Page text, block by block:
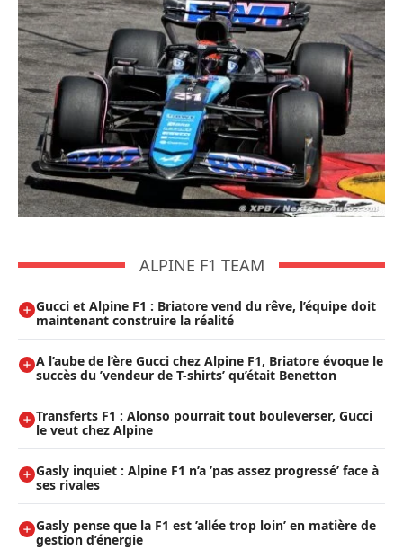
ALPINE F1 TEAM
Gucci et Alpine F1 : Briatore vend du rêve, l’équipe doit
maintenant construire la réalité
A l’aube de l’ère Gucci chez Alpine F1, Briatore évoque le
succès du ’vendeur de T-shirts’ qu’était Benetton
Transferts F1 : Alonso pourrait tout bouleverser, Gucci
le veut chez Alpine
Gasly inquiet : Alpine F1 n’a ’pas assez progressé’ face à
ses rivales
Gasly pense que la F1 est ’allée trop loin’ en matière de
gestion d’énergie